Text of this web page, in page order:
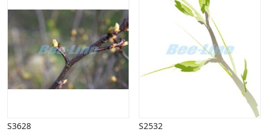
Påske
Penge, finans
Piktogrammer
Pinse
Politik, arbejdsmarked
Restauration, hotel
Sommer
S3628 S2532